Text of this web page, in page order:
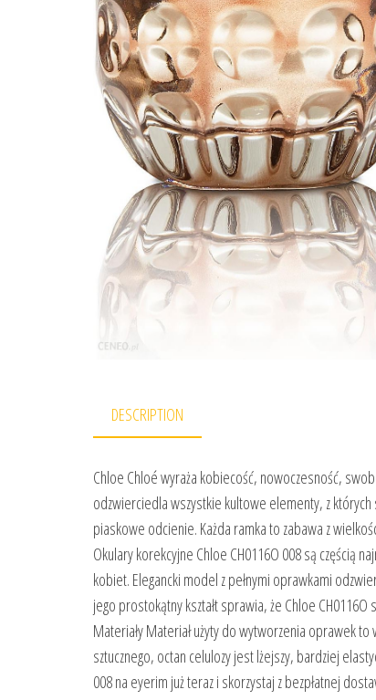
DESCRIPTION
Chloe Chloé wyraża kobiecość, nowoczesność,
odzwierciedla wszystkie kultowe elementy, z których
piaskowe odcienie. Każda ramka to zabawa z
Okulary korekcyjne Chloe CH0116O 008 są częścią
kobiet. Elegancki model z pełnymi oprawkami
jego prostokątny kształt sprawia, że Chloe
Materiały Materiał użyty do wytworzenia oprawek
sztucznego, octan celulozy jest lżejszy, bardziej
008 na eyerim już teraz i skorzystaj z bezpłatnej